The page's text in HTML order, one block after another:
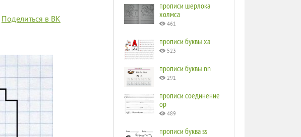
Поделиться в ВК
прописи шерлока
холмса
461
прописи буквы ха
523
прописи буквы nn
291
прописи соединение
ор
489
прописи буква ss